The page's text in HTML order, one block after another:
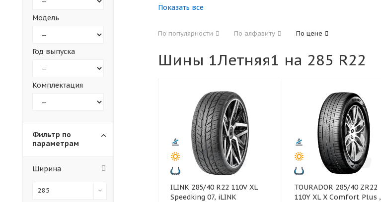
30 35 40 45 45 50 55
Показать все
По популярности По алфавиту По цене
Шины 1Летняя1 на 285 R22
ILINK 285/40 R22 110V XL
Speedking 07, iLINK
TOURADOR 285/40 ZR22
110Y XL X Comfort Plus ,
Модель
Год выпуска
Комплектация
Фильтр по
параметрам
Ширина
285